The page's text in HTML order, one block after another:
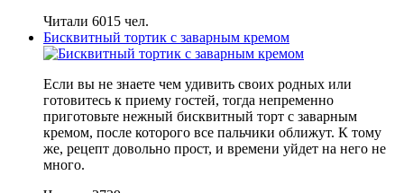
Читали 6015 чел.
Бисквитный тортик с заварным кремом
Если вы не знаете чем удивить своих родных или
готовитесь к приему гостей, тогда непременно
приготовьте нежный бисквитный торт с заварным
кремом, после которого все пальчики оближут. К тому
же, рецепт довольно прост, и времени уйдет на него не
много.